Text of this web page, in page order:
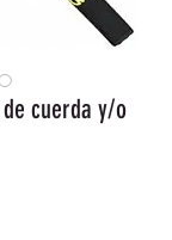
cuerda y/o